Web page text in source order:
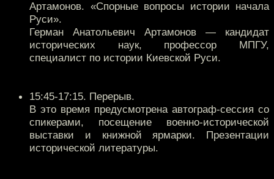
Артамонов. «Спорные вопросы истории начала
Руси».
Герман Анатольевич Артамонов — кандидат
исторических наук, профессор МПГУ,
специалист по истории Киевской Руси.
15:45-17:15. Перерыв.
В это время предусмотрена автограф-сессия со
спикерами, посещение военно-исторической
выставки и книжной ярмарки. Презентации
исторической литературы.